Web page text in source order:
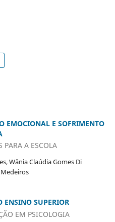
EMOCIONAL E SOFRIMENTO
PARA A ESCOLA
Wânia Claúdia Gomes Di
SUPERIOR
EM PSICOLOGIA